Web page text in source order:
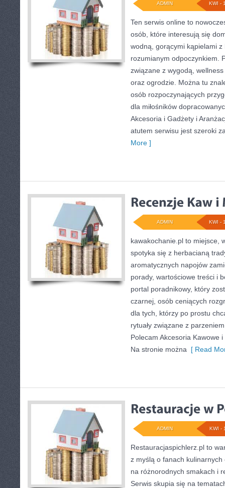
KWI -
ADMIN
Ten serwis online to
osób, które interesują się
wodną, gorącymi kąpielami
rozumianym odpoczynkiem.
związane z wygodą,
oraz ogrodzie. Można tu
osób rozpoczynających
dla miłośników
Akcesoria i Gadżety i
atutem serwisu jest szeroki
More ]
KWI -
ADMIN
kawakochanie.pl to miejsce,
spotyka się z herbacianą
aromatycznych napojów
porady, wartościowe treści i
portal poradnikowy, który
czarnej, osób ceniących
dla tych, którzy po prostu
rytuały związane z
Polecam Akcesoria Kawowe
Na stronie można [ Read
KWI -
ADMIN
Restauracjaspichlerz.pl to
z myślą o fanach
na różnorodnych smakach i
Serwis skupia się na